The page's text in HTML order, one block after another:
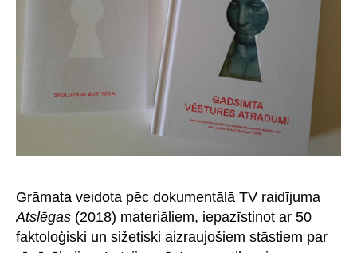
Grāmata veidota pēc dokumentālā TV raidījuma
Atslēgas (2018) materiāliem, iepazīstinot ar 50
faktoloģiski un sižetiski aizraujošiem stāstiem par